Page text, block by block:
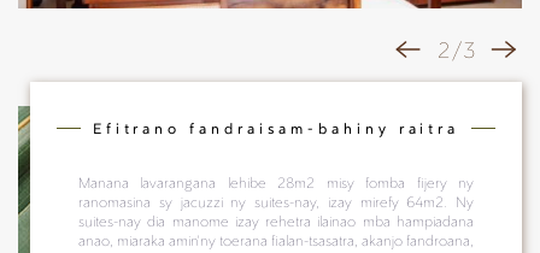
2 / 3
Efitrano fandraisam-bahiny raitra
Manana lavarangana lehibe 28m2 misy fomba fijery ny
ranomasina sy jacuzzi ny suites-nay, izay mirefy 64m2. Ny
suites-nay dia manome izay rehetra ilainao mba hampiadana
anao, miaraka amin'ny toerana fialan-tsasatra, akanjo fandroana,